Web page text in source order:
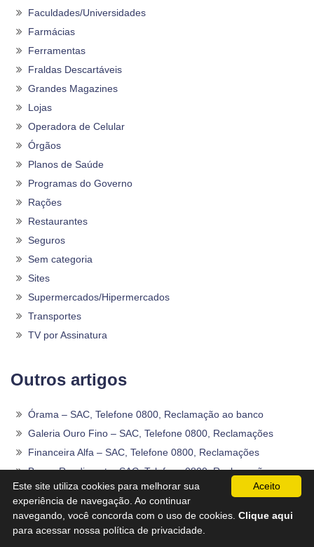
Faculdades/Universidades
Farmácias
Ferramentas
Fraldas Descartáveis
Grandes Magazines
Lojas
Operadora de Celular
Órgãos
Planos de Saúde
Programas do Governo
Rações
Restaurantes
Seguros
Sem categoria
Sites
Supermercados/Hipermercados
Transportes
TV por Assinatura
Outros artigos
Órama – SAC, Telefone 0800, Reclamação ao banco
Galeria Ouro Fino – SAC, Telefone 0800, Reclamações
Financeira Alfa – SAC, Telefone 0800, Reclamações
Banco Rendimento -SAC, Telefone 0800, Reclamação
Modalmais – SAC, Telefone 0800, Reclamação
John John – SAC, Telefone 0800, Reclamações
Belliz Company – SAC, Telefone 0800, Reclamações
Aceito
Este site utiliza cookies para melhorar sua
experiência de navegação. Ao continuar
navegando, você concorda com o uso de cookies. Clique aqui
para acessar nossa política de privacidade.